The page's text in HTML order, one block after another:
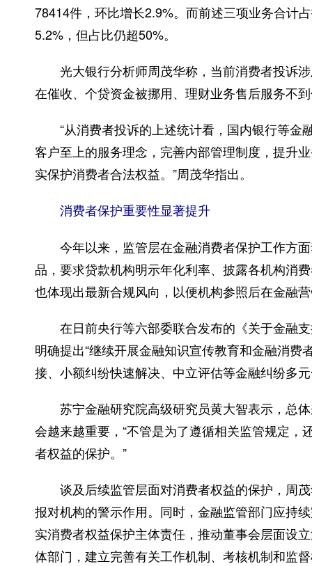
78414件，环比增长2.9%。而前述三项业务合计
5.2%，但占比仍超50%。
光大银行分析师周茂华称，当前消费者投诉涉
在催收、个贷资金被挪用、理财业务售后服务不
“从消费者投诉的上述统计看，国内银行等金
客户至上的服务理念，完善内部管理制度，提升
实保护消费者合法权益。”周茂华指出。
消费者保护重要性显著提升
今年以来，监管层在金融消费者保护工作方面
品，要求贷款机构明示年化利率、披露各机构消
也体现出最新合规风向，以便机构参照后在金融
在日前央行等六部委联合发布的《关于金融支
明确提出“继续开展金融知识宣传教育和金融消
接、小额纠纷快速解决、中立评估等金融纠纷多
苏宁金融研究院高级研究员黄大智表示，总体
会越来越重要，“不管是为了遵循相关监管规定
者权益的保护。”
谈及后续监管层面对消费者权益的保护，周茂
报对机构的警示作用。同时，金融监管部门应持
实消费者权益保护主体责任，推动董事会层面设
体部门，建立完善有关工作机制、考核机制和监